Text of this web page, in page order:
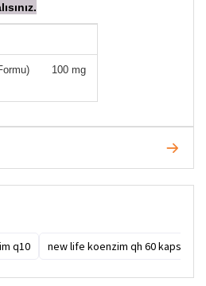
100 mg
q10 new life koenzim qh 60 kapsül